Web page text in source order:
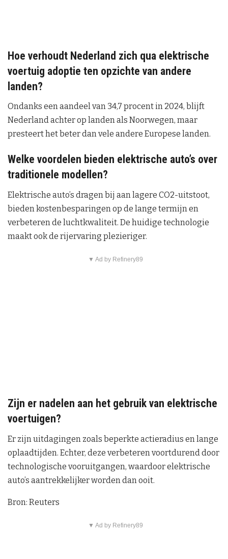
Hoe verhoudt Nederland zich qua elektrische
voertuig adoptie ten opzichte van andere
landen?
Ondanks een aandeel van 34,7 procent in 2024, blijft
Nederland achter op landen als Noorwegen, maar
presteert het beter dan vele andere Europese landen.
Welke voordelen bieden elektrische auto’s over
traditionele modellen?
Elektrische auto’s dragen bij aan lagere CO2-uitstoot,
bieden kostenbesparingen op de lange termijn en
verbeteren de luchtkwaliteit. De huidige technologie
maakt ook de rijervaring plezieriger.
▼ Ad by Refinery89
Zijn er nadelen aan het gebruik van elektrische
voertuigen?
Er zijn uitdagingen zoals beperkte actieradius en lange
oplaadtijden. Echter, deze verbeteren voortdurend door
technologische vooruitgangen, waardoor elektrische
auto’s aantrekkelijker worden dan ooit.
Bron: Reuters
▼ Ad by Refinery89